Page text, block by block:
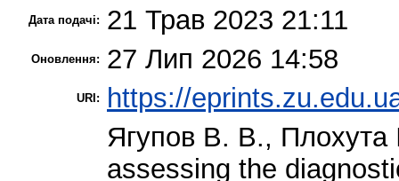
Дата подачі: 21 Трав 2023 21:11
Оновлення: 27 Лип 2026 14:58
URI: https://
Ягупов В. В., Плохута
assessing the